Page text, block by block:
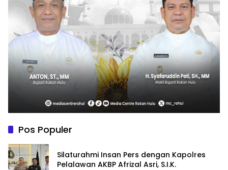
Pos Populer
Silaturahmi Insan Pers dengan Kapolres
Pelalawan AKBP Afrizal Asri, S.I.K.